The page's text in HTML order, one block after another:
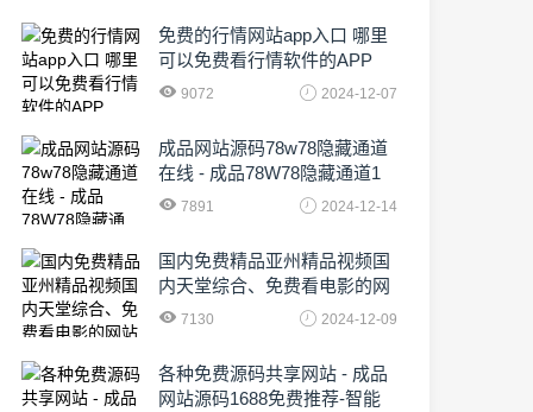
免费的行情网站app入口 哪里
可以免费看行情软件的APP
9072 2024-12-07
成品网站源码78w78隐藏通道
在线 - 成品78W78隐藏通道1
农业数字化,为乡村振兴注入新
7891 2024-12-14
国内免费精品亚州精品视频国
内天堂综合、免费看电影的网
站有哪些啊
7130 2024-12-09
各种免费源码共享网站 - 成品
网站源码1688免费推荐-智能